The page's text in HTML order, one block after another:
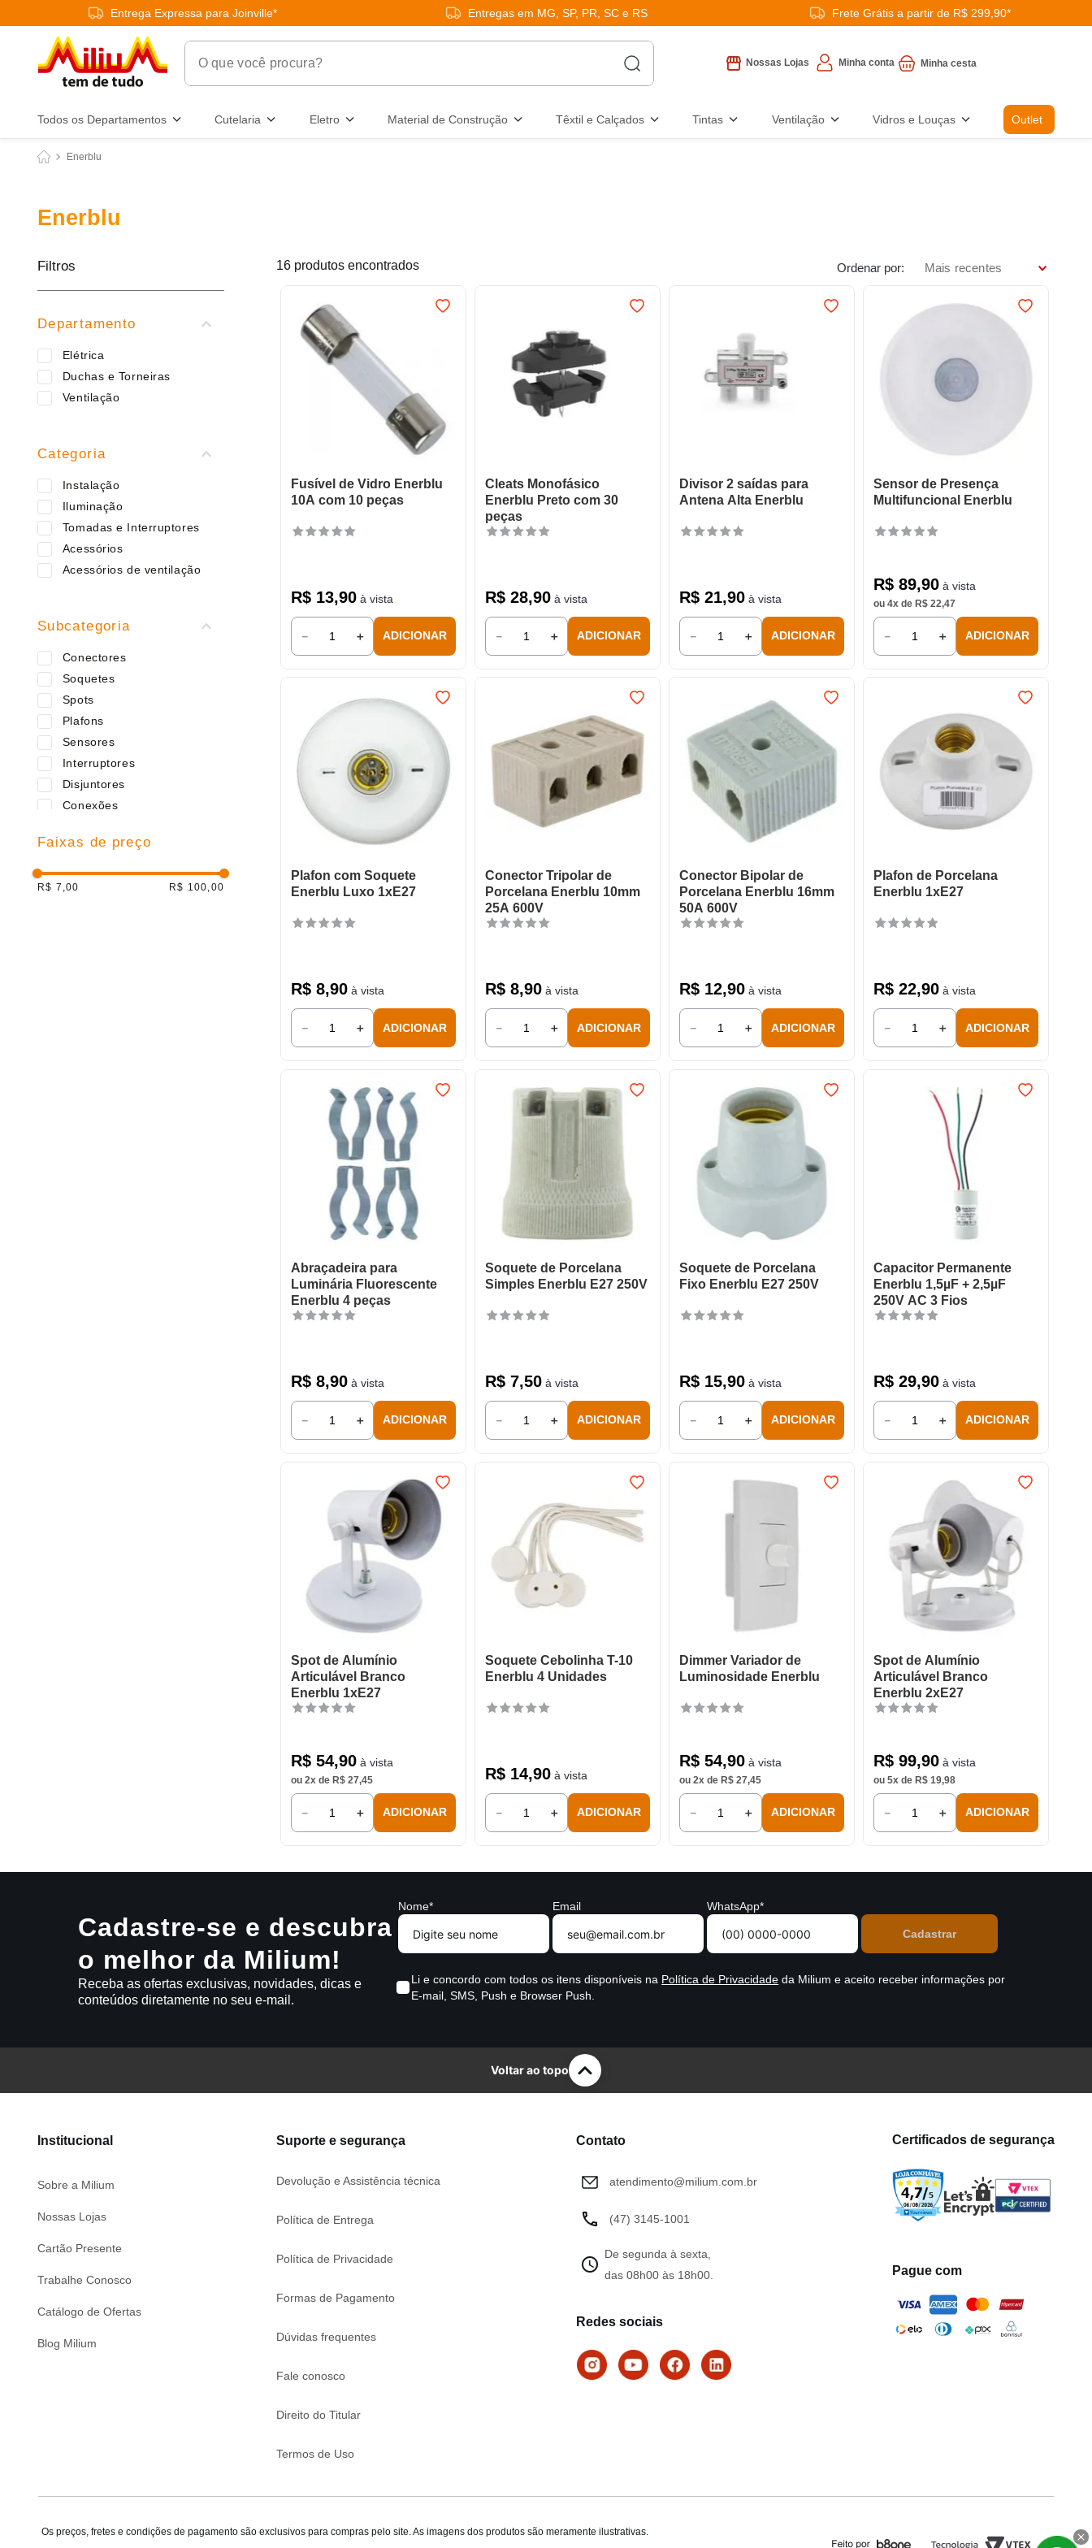
Entrega Expressa para Joinville* Entregas em MG, SP, PR, SC e RS Frete Grátis a partir de R$ 299,90*
O que você procura?
Nossas Lojas Minha conta
Todos os Departamentos Cutelaria Eletro Material de Construção Têxtil e Calçados Tintas Ventilação Vidros e Louças Outlet
Enerblu
Enerblu
Filtros
Departamento
Elétrica
Duchas e Torneiras
Ventilação
Categoria
Instalação
Iluminação
Tomadas e Interruptores
Acessórios
Acessórios de ventilação
Subcategoria
Conectores
Soquetes
Spots
Plafons
Sensores
Interruptores
Disjuntores
Conexões
Faixas de preço
R$ 7,00 R$ 100,00
16 produtos Ordenar por Mais recentes
Fusível de Vidro Enerblu
10A com 10 peças
R$ 13,90à vista
＋
－ ADICIONAR
Cleats Monofásico
Enerblu Preto com 30
peças
R$ 28,90à vista
＋
－ ADICIONAR
Divisor 2 saídas para
Antena Alta Enerblu
R$ 21,90à vista
＋
－ ADICIONAR
Sensor de Presença
Multifuncional Enerblu
R$ 89,90à vista
ou 4x de R$ 22,47
＋
－ ADICIONAR
Plafon com Soquete
Enerblu Luxo 1xE27
R$ 8,90à vista
＋
－ ADICIONAR
Conector Tripolar de
Porcelana Enerblu 10mm
25A 600V
R$ 8,90à vista
＋
－ ADICIONAR
Conector Bipolar de
Porcelana Enerblu 16mm
50A 600V
R$ 12,90à vista
＋
－ ADICIONAR
Plafon de Porcelana
Enerblu 1xE27
R$ 22,90à vista
＋
－ ADICIONAR
Abraçadeira para
Luminária Fluorescente
Enerblu 4 peças
R$ 8,90à vista
＋
－ ADICIONAR
Soquete de Porcelana
Simples Enerblu E27 250V
R$ 7,50à vista
＋
－ ADICIONAR
Soquete de Porcelana
Fixo Enerblu E27 250V
R$ 15,90à vista
＋
－ ADICIONAR
Capacitor Permanente
Enerblu 1,5µF + 2,5µF
250V AC 3 Fios
R$ 29,90à vista
＋
－ ADICIONAR
Spot de Alumínio
Articulável Branco
Enerblu 1xE27
R$ 54,90à vista
ou 2x de R$ 27,45
＋
－ ADICIONAR
Soquete Cebolinha T-10
Enerblu 4 Unidades
R$ 14,90à vista
＋
－ ADICIONAR
Dimmer Variador de
Luminosidade Enerblu
R$ 54,90à vista
ou 2x de R$ 27,45
＋
－ ADICIONAR
Spot de Alumínio
Articulável Branco
Enerblu 2xE27
R$ 99,90à vista
ou 5x de R$ 19,98
＋
－ ADICIONAR
Cadastre-se e descubra
o melhor da Milium!
Receba as ofertas exclusivas, novidades, dicas e
conteúdos diretamente no seu e-mail.
Nome* Email WhatsApp*
Li e concordo com todos os itens disponíveis na Política de Privacidade da Milium e aceito receber informações por
E-mail, SMS, Push e Browser Push.
Voltar ao topo
Institucional
Sobre a Milium
Nossas Lojas
Cartão Presente
Trabalhe Conosco
Catálogo de Ofertas
Blog Milium
Suporte e segurança
Devolução e Assistência técnica
Política de Entrega
Política de Privacidade
Formas de Pagamento
Dúvidas frequentes
Fale conosco
Direito do Titular
Termos de Uso
Contato
atendimento@milium.com.br
(47) 3145-1001
De segunda à sexta,
das 08h00 às 18h00.
Redes sociais
Certificados de segurança
Pague com
Os preços, fretes e condições de pagamento são exclusivos para compras pelo site. As imagens dos produtos são meramente ilustrativas.